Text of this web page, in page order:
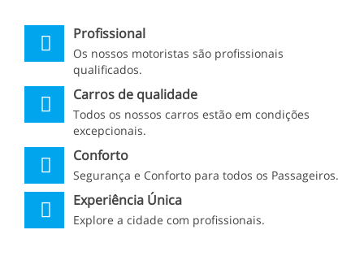
Profissional
Os nossos motoristas são profissionais
qualificados.
Carros de qualidade
Todos os nossos carros estão em condições
excepcionais.
Conforto
Segurança e Conforto para todos os Passageiros.
Experiência Única
Explore a cidade com profissionais.